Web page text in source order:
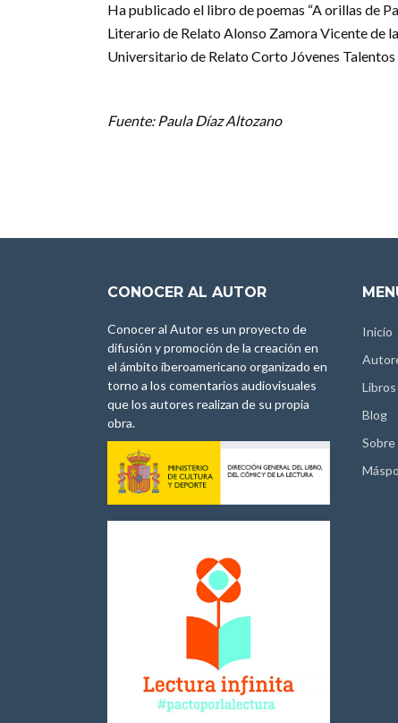
Ha publicado el libro de poemas “A orillas de
Literario de Relato Alonso Zamora Vicente de
Universitario de Relato Corto Jóvenes
Fuente: Paula Díaz Altozano
CONOCER AL AUTOR
Conocer al Autor es un proyecto de
difusión y promoción de la creación en
el ámbito iberoamericano organizado en
torno a los comentarios audiovisuales
que los autores realizan de su propia
obra.
Inicio
Libros
Blog